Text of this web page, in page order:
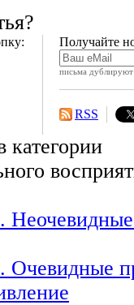
Получайте
письма дублируют
RSS
категории
Очевидные